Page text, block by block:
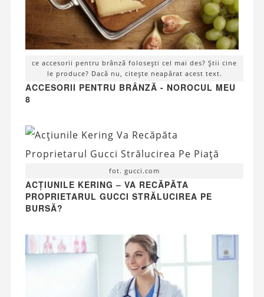
ce accesorii pentru brânză folosești cel mai des? Știi cine
le produce? Dacă nu, citește neapărat acest text.
ACCESORII PENTRU BRÂNZĂ - NOROCUL MEU
8
fot. gucci.com
ACȚIUNILE KERING – VA RECĂPĂTA
PROPRIETARUL GUCCI STRĂLUCIREA PE
BURSĂ?